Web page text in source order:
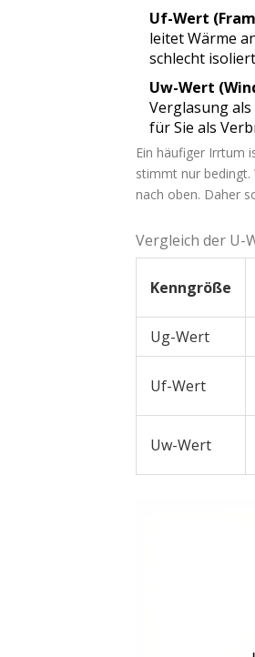
Uf-Wert
leitet Wärme
schlecht
Uw-Wert
Verglasung
für Sie als
Ein häufiger Irrtum
stimmt nur
nach oben. Daher
Vergleich der U-
Kenngröße
Ug-Wert
Uf-Wert
Uw-Wert